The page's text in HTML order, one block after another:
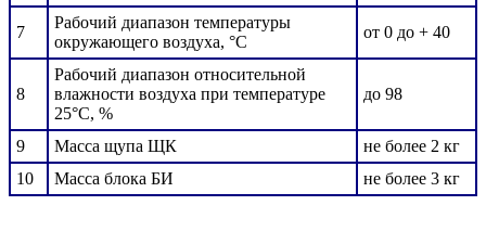
7
Рабочий диапазон температуры
окружающего воздуха, °С
от 0 до + 40
8
Рабочий диапазон относительной
влажности воздуха при температуре
25°С, %
до 98
9 Масса щупа ЩК
не более 2 кг
10
Масса блока БИ не более 3 кг